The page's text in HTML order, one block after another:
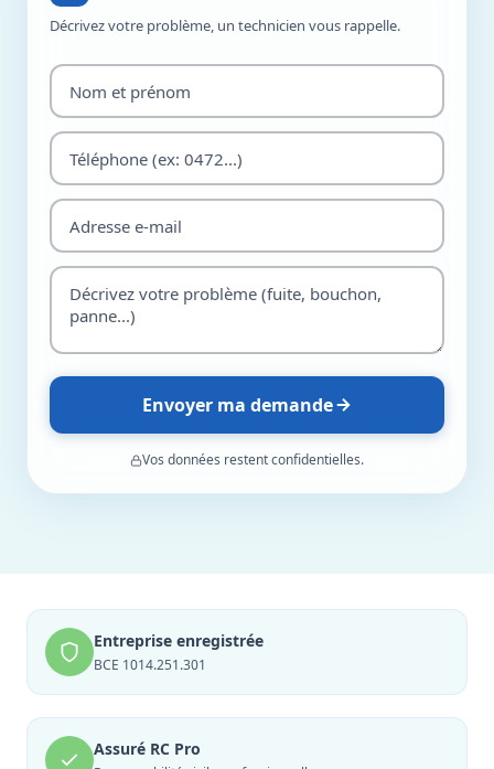
Décrivez votre problème, un technicien vous rappelle.
Envoyer ma demande
Vos données restent confidentielles.
Entreprise enregistrée
BCE 1014.251.301
Assuré RC Pro